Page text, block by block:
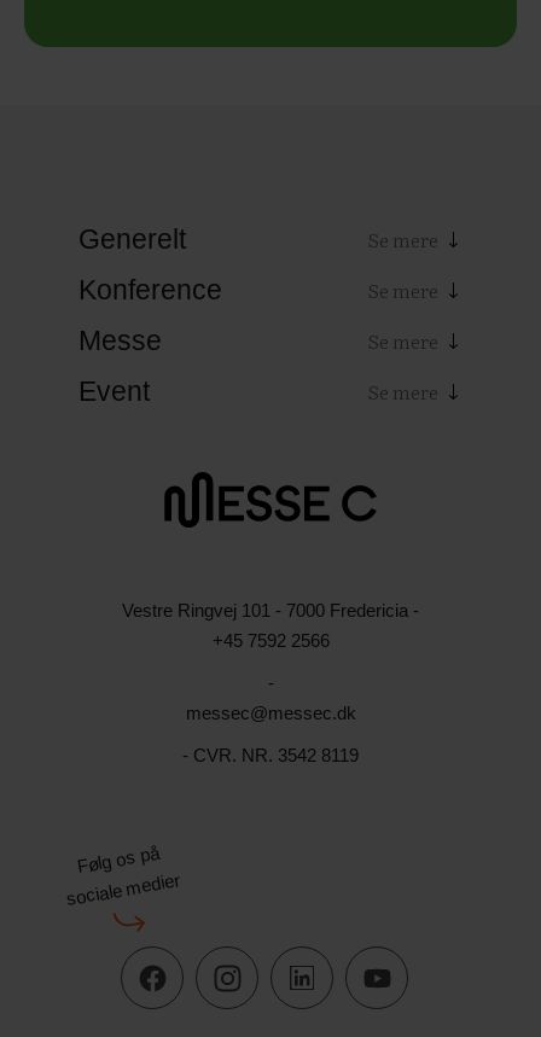
Generelt
Konference
Messe
Event
Vestre Ringvej 101 - 7000 Fredericia -
+45 7592 2566
-
messec@messec.dk
- CVR. NR. 3542 8119
Følg os på
sociale medier